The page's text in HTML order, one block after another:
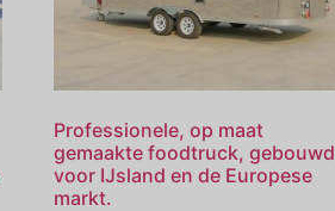
Professionele, op maat
gemaakte foodtruck, gebouwd
voor IJsland en de Europese
markt.